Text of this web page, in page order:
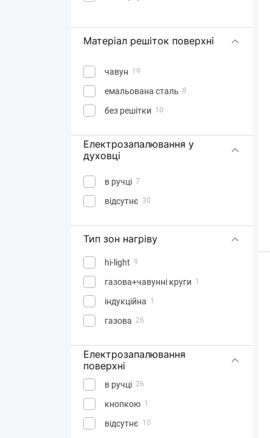
Матеріал решіток поверхні
чавун 19
емальована сталь 8
без решітки 10
Електрозапалювання у
духовці
в ручці 7
відсутнє 30
Тип зон нагріву
hi-light 9
газова+чавунні круги 1
індукційна 1
газова 26
Електрозапалювання
поверхні
в ручці 26
кнопкою 1
відсутнє 10